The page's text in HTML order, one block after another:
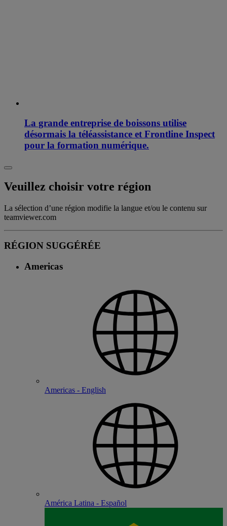
La grande entreprise de boissons utilise
désormais la téléassistance et Frontline Inspect
pour la formation numérique.
Veuillez choisir votre région
La sélection d’une région modifie la langue et/ou le contenu sur
teamviewer.com
RÉGION SUGGÉRÉE
Americas
Americas - English
América Latina - Español